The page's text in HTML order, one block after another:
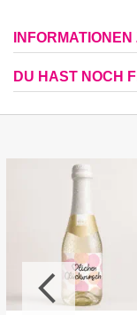
DU HAST NOCH